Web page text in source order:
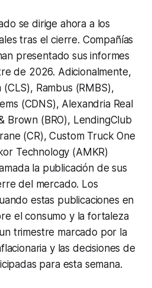
se dirige ahora a los
tras el cierre. Compañías
presentado sus informes
de 2026. Adicionalmente,
Rambus (RMBS),
(CDNS), Alexandria Real
Brown (BRO), LendingClub
(CR), Custom Truck One
Technology (AMKR)
la publicación de sus
del mercado. Los
estas publicaciones en
el consumo y la fortaleza
trimestre marcado por la
y las decisiones de
para esta semana.